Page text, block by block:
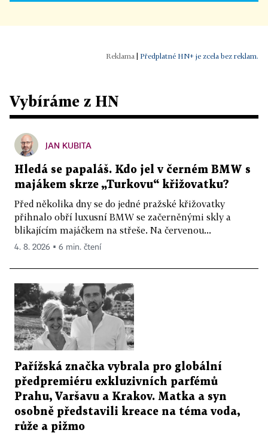
| Předplatné HN+ je zcela bez reklam.
Vybíráme z HN
JAN KUBITA
Hledá se papaláš. Kdo jel v černém BMW s
majákem skrze „Turkovu“ křižovatku?
Před několika dny se do jedné pražské křižovatky
přihnalo obří luxusní BMW se začerněnými skly a
blikajícím majáčkem na střeše. Na červenou...
4. 8. 2026 ▪ 6 min. čtení
Pařížská značka vybrala pro globální
předpremiéru exkluzivních parfémů
Prahu, Varšavu a Krakov. Matka a syn
osobně představili kreace na téma voda,
růže a pižmo